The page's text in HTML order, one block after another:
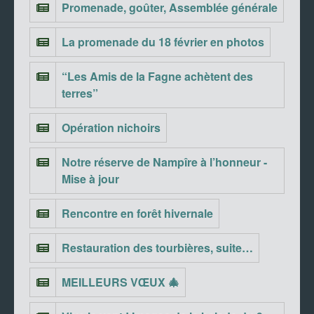
Promenade, goûter, Assemblée générale
La promenade du 18 février en photos
“Les Amis de la Fagne achètent des
terres”
Opération nichoirs
Notre réserve de Nampîre à l’honneur -
Mise à jour
Rencontre en forêt hivernale
Restauration des tourbières, suite…
MEILLEURS VŒUX 🎄